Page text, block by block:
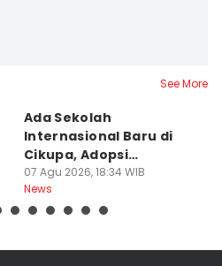
See More
Ada Sekolah
Internasional Baru di
Cikupa, Adopsi
Kurikulum Singapura
07 Agu 2026, 18:34 WIB
News